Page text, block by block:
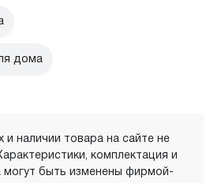
дома
наличии товара на сайте не
комплектация и
могут быть изменены фирмой-